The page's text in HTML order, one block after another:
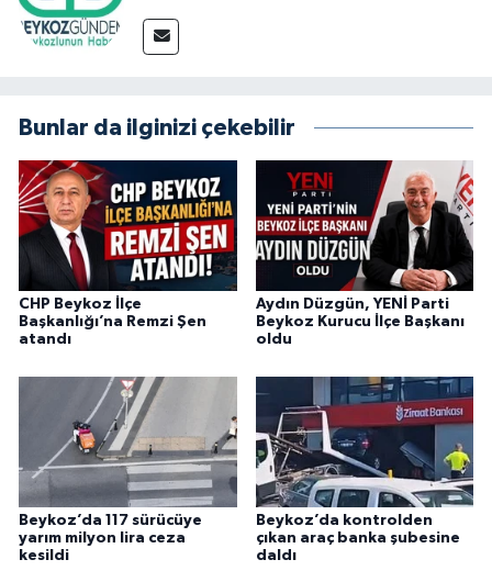
Bunlar da ilginizi çekebilir
CHP Beykoz İlçe
Başkanlığı’na Remzi Şen
atandı
Aydın Düzgün, YENİ Parti
Beykoz Kurucu İlçe Başkanı
oldu
Beykoz’da 117 sürücüye
yarım milyon lira ceza
kesildi
Beykoz’da kontrolden
çıkan araç banka şubesine
daldı